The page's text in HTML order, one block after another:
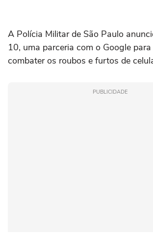
A Polícia Militar de São Paulo
10, uma parceria com o Google
combater os roubos e furtos de
PUBLICIDADE